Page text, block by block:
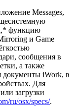
Messages,
функцию
и Game
сообщения в
а также
iWork, в
Для
загрузки
ru/osx/specs/.